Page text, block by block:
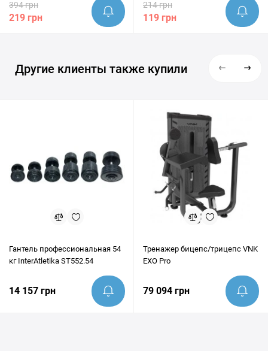
394 грн
219 грн
214 грн
119 грн
Другие клиенты также купили
Гантель профессиональная 54
кг InterAtletika ST552.54
14 157 грн
Тренажер бицепс/трицепс VNK
EXO Pro
79 094 грн